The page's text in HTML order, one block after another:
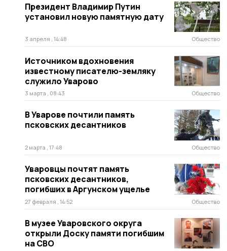
Президент Владимир Путин
установил новую памятную дату
3 апреля , 14:48 Общество
Источником вдохновения
известному писателю-земляку
служило Уварово
3 марта , 08:43 Общество
В Уварове почтили память
псковских десантников
2 марта , 17:48 Общество
Уваровцы почтят память
псковских десантников,
погибших в Аргунском ущелье
27 февраля , 14:52 Общество
В музее Уваровского округа
открыли Доску памяти погибшим
на СВО